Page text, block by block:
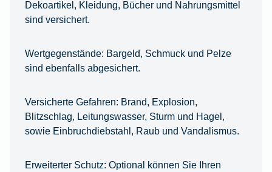
Dekoartikel, Kleidung, Bücher und Nahrungsmittel
sind versichert.
Wertgegenstände: Bargeld, Schmuck und Pelze
sind ebenfalls abgesichert.
Versicherte Gefahren: Brand, Explosion,
Blitzschlag, Leitungswasser, Sturm und Hagel,
sowie Einbruchdiebstahl, Raub und Vandalismus.
Erweiterter Schutz: Optional können Sie Ihren